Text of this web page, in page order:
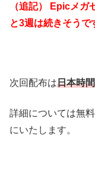
（追記） Epicメガ
と3週は続きそうで
次回配布は日本時
詳細については無
にいたします。